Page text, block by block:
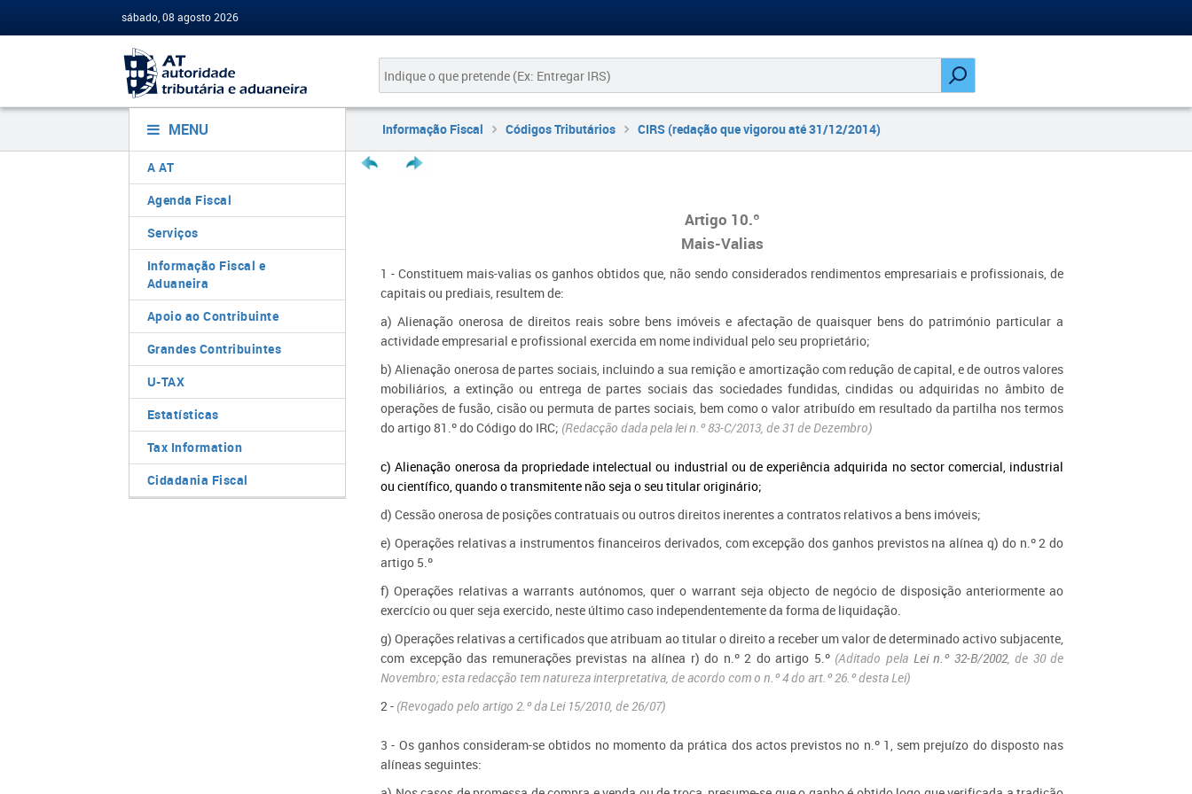
sábado, 08 agosto 2026
MENU
A AT
Agenda Fiscal
Serviços
Informação Fiscal e
Aduaneira
Apoio ao Contribuinte
Grandes Contribuintes
U-TAX
Estatísticas
Tax Information
Cidadania Fiscal
Informação Fiscal Códigos Tributários CIRS (redação que vigorou até 31/12/2014)
Artigo 10.º
Mais-Valias
1 - Constituem mais-valias os ganhos obtidos que, não sendo considerados rendimentos empresariais e profissionais, de
capitais ou prediais, resultem de:
a) Alienação onerosa de direitos reais sobre bens imóveis e afectação de quaisquer bens do património particular a
actividade empresarial e profissional exercida em nome individual pelo seu proprietário;
b) Alienação onerosa de partes sociais, incluindo a sua remição e amortização com redução de capital, e de outros valores
mobiliários, a extinção ou entrega de partes sociais das sociedades fundidas, cindidas ou adquiridas no âmbito de
operações de fusão, cisão ou permuta de partes sociais, bem como o valor atribuído em resultado da partilha nos termos
do artigo 81.º do Código do IRC; (Redacção dada pela lei n.º 83-C/2013, de 31 de Dezembro)
c) Alienação onerosa da propriedade intelectual ou industrial ou de experiência adquirida no sector comercial, industrial
ou científico, quando o transmitente não seja o seu titular originário;
d) Cessão onerosa de posições contratuais ou outros direitos inerentes a contratos relativos a bens imóveis;
e) Operações relativas a instrumentos financeiros derivados, com excepção dos ganhos previstos na alínea q) do n.º 2 do
artigo 5.º
f) Operações relativas a warrants autónomos, quer o warrant seja objecto de negócio de disposição anteriormente ao
exercício ou quer seja exercido, neste último caso independentemente da forma de liquidação.
g) Operações relativas a certificados que atribuam ao titular o direito a receber um valor de determinado activo subjacente,
com excepção das remunerações previstas na alínea r) do n.º 2 do artigo 5.º (Aditado pela Lei n.º 32-B/2002, de 30 de
Novembro; esta redacção tem natureza interpretativa, de acordo com o n.º 4 do art.º 26.º desta Lei)
2 - (Revogado pelo artigo 2.º da Lei 15/2010, de 26/07)
3 - Os ganhos consideram-se obtidos no momento da prática dos actos previstos no n.º 1, sem prejuízo do disposto nas
alíneas seguintes: